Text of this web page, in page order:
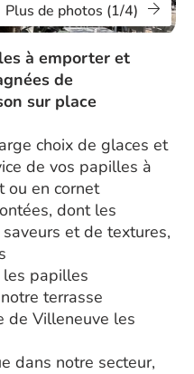
Plus de photos (1/4)
à emporter et
de
sur place
choix de glaces et
de vos papilles à
ou en cornet
dont les
et de textures,
papilles
terrasse
de Villeneuve les
dans notre secteur,